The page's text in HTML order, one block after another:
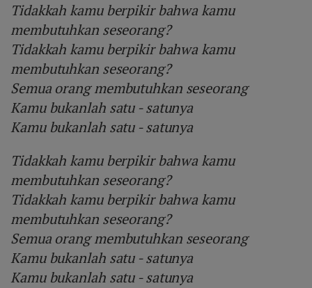
Tidakkah kamu berpikir bahwa kamu
membutuhkan seseorang?
Tidakkah kamu berpikir bahwa kamu
membutuhkan seseorang?
Semua orang membutuhkan seseorang
Kamu bukanlah satu - satunya
Kamu bukanlah satu - satunya
Tidakkah kamu berpikir bahwa kamu
membutuhkan seseorang?
Tidakkah kamu berpikir bahwa kamu
membutuhkan seseorang?
Semua orang membutuhkan seseorang
Kamu bukanlah satu - satunya
Kamu bukanlah satu - satunya